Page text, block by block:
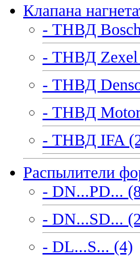
Клапана
- ТНВД
- ТНВД Zexel
- ТНВД
- ТНВД
- ТНВД IFA
Распылители
- DN...PD...
- DN...SD...
- DL...S... (4)